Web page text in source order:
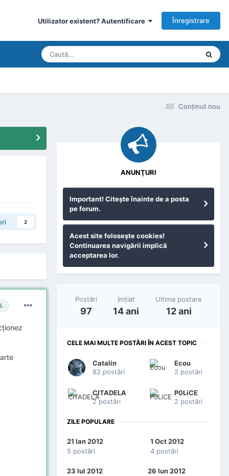
Utilizator existent? Autentificare Înregistrare
Conţinut nou
2
ANUNŢURI
Important! Citeşte înainte de a posta
pe forum.
Acest site foloseşte cookies!
Continuarea navigării implică
acceptarea lor.
Postări
97
Iniţiat
14 ani
Ultima postare
12 ani
CELE MAI MULTE POSTĂRI ÎN ACEST TOPIC
Catalin
82 postări
Ecou
2 postări
CITADELA
2 postări
P0LiCE
2 postări
ZILE POPULARE
21 Ian 2012
5 postări
1 Oct 2012
4 postări
23 Iul 2012
26 Iun 2012